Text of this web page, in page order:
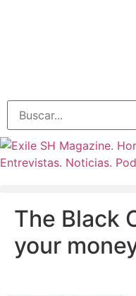
The Black
your